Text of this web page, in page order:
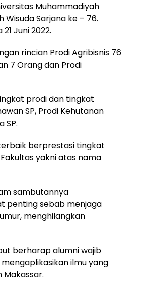
Muhammadiyah
Sarjana ke – 76.
Juni 2022.
rincian Prodi Agribisnis 76
7 Orang dan Prodi
prodi dan tingkat
SP, Prodi Kehutanan
SP.
berprestasi tingkat
yakni atas nama
sambutannya
penting sebab menjaga
menghilangkan
berharap alumni wajib
ilmu yang
Makassar.